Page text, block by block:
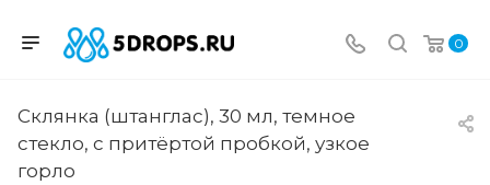
0
Склянка (штанглас), 30 мл, темное
стекло, с притёртой пробкой, узкое
горло